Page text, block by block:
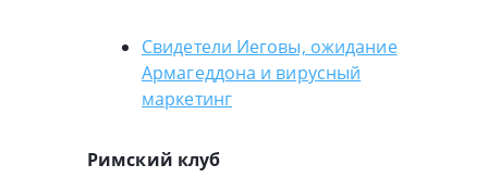
Свидетели Иеговы, ожидание
Армагеддона и вирусный
маркетинг
Римский клуб